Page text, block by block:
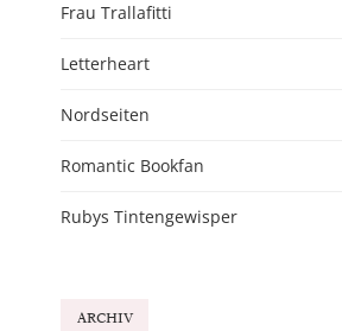
Frau Trallafitti
Letterheart
Nordseiten
Romantic Bookfan
Rubys Tintengewisper
ARCHIV